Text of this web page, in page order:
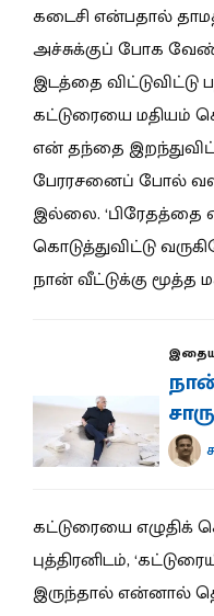
கடைசி என்பதால்
அச்சுக்குப் போக
இடத்தை விட்டுவிட்டு
கட்டுரையை மதியம்
என் தந்தை
பேரரசனைப் போல்
இல்லை. ‘பிரேதத்தை
கொடுத்துவிட்டு
நான் வீட்டுக்கு மூத்த
கட்டுரையை எழுதிக்
புத்திரனிடம்,
இருந்தால் என்னால்